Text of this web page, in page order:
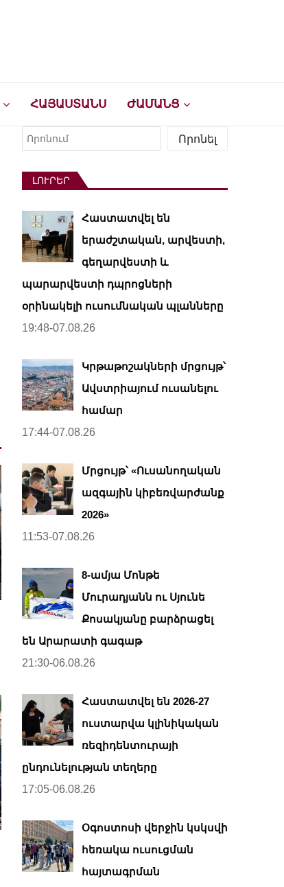
ՀԱՅԱՍՏԱՆՍ ԺԱՄԱՆՑ
Որոնել
Որոնել
ԼՈՒՐԵՐ
Հաստատվել են
երաժշտական, արվեստի,
գեղարվեստի և
պարարվեստի դպրոցների
օրինակելի ուսումնական պլանները
19:48-07.08.26
Կրթաթոշակների մրցույթ՝
Ավստրիայում ուսանելու
համար
17:44-07.08.26
Մրցույթ՝ «Ուսանողական
ազգային կիբեռվարժանք
2026»
11:53-07.08.26
8-ամյա Մոնթե
Մուրադյանն ու Սյունե
Քոսակյանը բարձրացել
են Արարատի գագաթ
21:30-06.08.26
Հաստատվել են 2026-27
ուստարվա կլինիկական
ռեզիդենտուրայի
ընդունելության տեղերը
17:05-06.08.26
Օգոստոսի վերջին կսկսվի
հեռակա ուսուցման
հայտագրման